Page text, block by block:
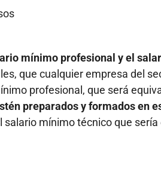
mínimo profesional y el
que cualquier empresa del
profesional, que será
preparados y formados en
mínimo técnico que